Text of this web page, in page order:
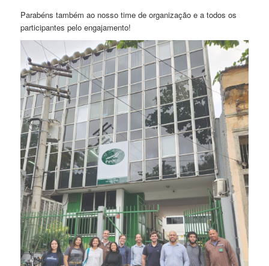
​Parabéns também ao nosso time de organização e a todos os
participantes pelo engajamento!